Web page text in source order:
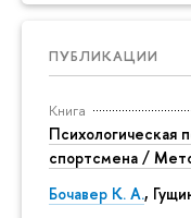
ПУБЛИКАЦИИ
Книга
Психологическая
спортсмена /
Бочавер К. А.,